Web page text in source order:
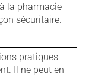
la pharmacie
sécuritaire.
pratiques
Il ne peut en